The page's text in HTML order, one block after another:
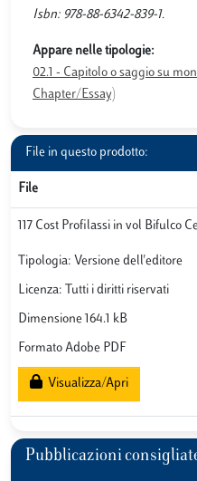
Isbn: 978-88-6342-839-1.
Appare nelle tipologie:
02.1 - Capitolo o saggio su
Chapter/Essay)
File in questo prodotto:
File
117 Cost Profilassi in vol Bifulco
Tipologia: Versione dell'editore
Licenza: Tutti i diritti riservati
Dimensione 164.1 kB
Formato Adobe PDF
Visualizza/Apri
Pubblicazioni